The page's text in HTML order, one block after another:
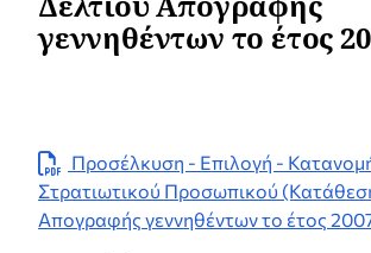
γεννηθέντων το έτος
Προσέλκυση - Επιλογή -
Στρατιωτικού Προσωπικού
Απογραφής γεννηθέντων το έτος